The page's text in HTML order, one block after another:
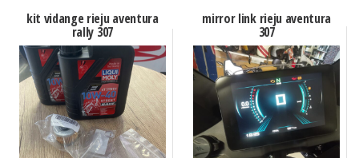
plus
récent
au
plus
ancien
kit vidange rieju aventura
rally 307
mirror link rieju aventura
307